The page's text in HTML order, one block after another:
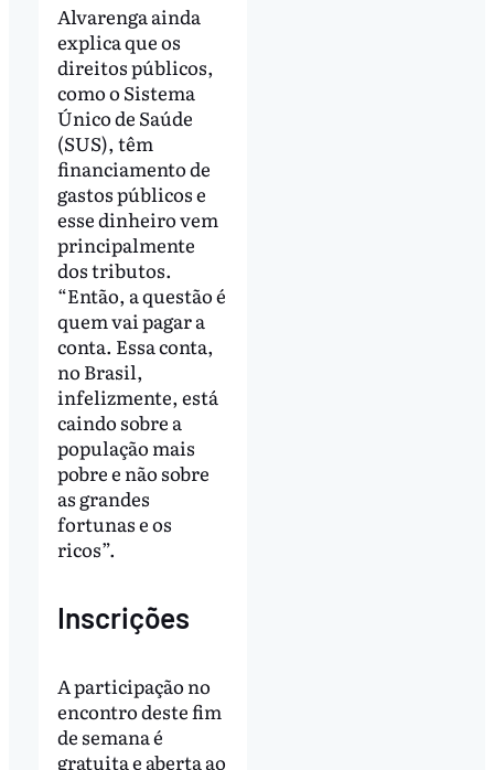
Alvarenga ainda
explica que os
direitos públicos,
como o Sistema
Único de Saúde
(SUS), têm
financiamento de
gastos públicos e
esse dinheiro vem
principalmente
dos tributos.
“Então, a questão é
quem vai pagar a
conta. Essa conta,
no Brasil,
infelizmente, está
caindo sobre a
população mais
pobre e não sobre
as grandes
fortunas e os
ricos”.
Inscrições
A participação no
encontro deste fim
de semana é
gratuita e aberta ao